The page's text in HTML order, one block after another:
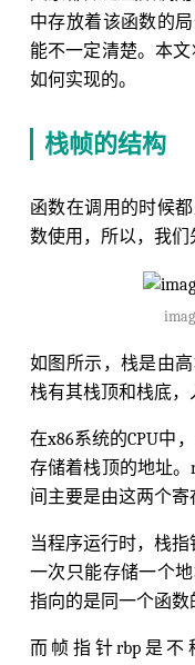
中存放着该函数的
能不一定清楚。本
如何实现的。
栈帧的结构
函数在调用的时候
数使用，所以，我们
如图所示，栈是由
栈有其栈顶和栈底，
在x86系统的CPU中
存储着栈顶的地址
间主要是由这两个寄
当程序运行时，栈
一次只能存储一个
指向的是同一个函数
而帧指针rbp是